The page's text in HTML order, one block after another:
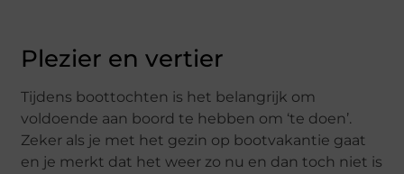
Plezier en vertier
Tijdens boottochten is het belangrijk om
voldoende aan boord te hebben om ‘te doen’.
Zeker als je met het gezin op bootvakantie gaat
en je merkt dat het weer zo nu en dan toch niet is